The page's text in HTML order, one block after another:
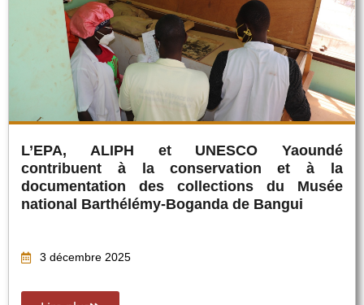
L’EPA, ALIPH et UNESCO Yaoundé
contribuent à la conservation et à la
documentation des collections du Musée
national Barthélémy-Boganda de Bangui
3 décembre 2025